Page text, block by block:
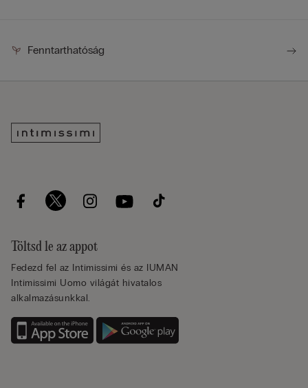
Fenntarthatóság
Töltsd le az appot
Fedezd fel az Intimissimi és az IUMAN
Intimissimi Uomo világát hivatalos
alkalmazásunkkal.